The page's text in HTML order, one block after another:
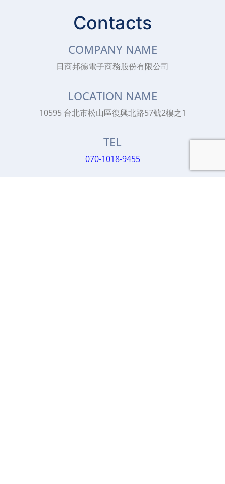
Contacts
COMPANY NAME
日商邦德電子商務股份有限公司
LOCATION NAME
10595 台北市松山區復興北路57號2樓之1
TEL
070-1018-9455